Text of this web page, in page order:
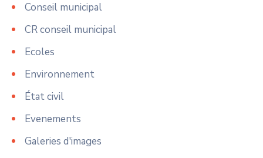
Conseil municipal
CR conseil municipal
Ecoles
Environnement
État civil
Evenements
Galeries d'images